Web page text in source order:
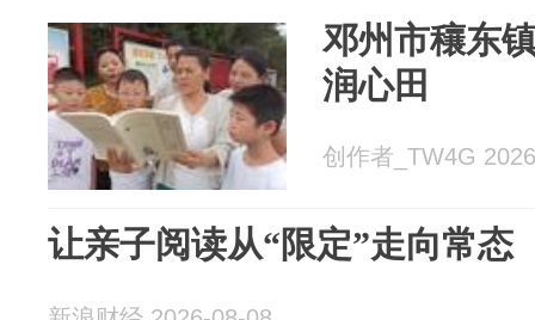
邓州市穰东
润心田
创作者_TW4G
让亲子阅读从“限定”走向常态